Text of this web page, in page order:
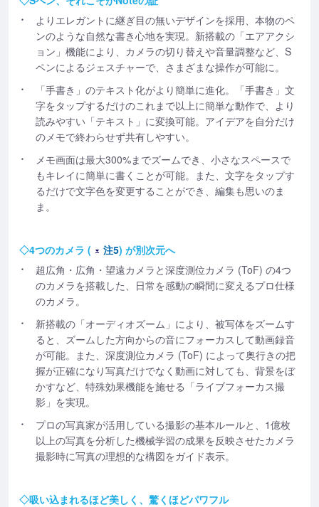
よりエレガントに継ぎ目の無いデザインを採用、本物のペ
ンのような自然な書き心地を実現。新搭載の「エアアクシ
ョン」機能により、カメラの切り替えや音量調整など、S
ペンによるジェスチャーで、さまざまな操作が可能に。
「手書き」のテキスト化がより簡単に進化。「手書き」文
字をタップするだけのこれまで以上に簡単な動作で、より
読みやすい「テキスト」に変換可能。アイデアを自分だけ
のメモで終わらせず共有しやすい。
メモ画面は最大300%までズームでき、小さなスペースで
もキレイに簡単に書くことが可能。また、文字をタップす
るだけで文字色を変更することができ、編集も思いのま
ま。
◇4つのカメラ ( 注5) が別次元へ
超広角・広角・望遠カメラと深度測位カメラ (ToF) の4つ
のカメラを搭載した、日常を感動の瞬間に変えるプロ仕様
のカメラ。
新搭載の「オーディオズーム」により、被写体をズームす
ると、ズームした方向からの音にフォーカスして動画録音
が可能。また、深度測位カメラ (ToF) によって奥行きの把
握が正確になり写真だけでなく動画に対しても、背景をぼ
かすなど、特殊効果機能を施せる「ライブフォーカス撮
影」を実現。
プロの写真家が活用している撮影の基本ルールと、1億枚
以上の写真を分析した機械学習の成果を反映させたカメラ
撮影時に写真の理想的な構図をガイド表示。
◇吸い込まれるほど美しく、驚くほどパワフル